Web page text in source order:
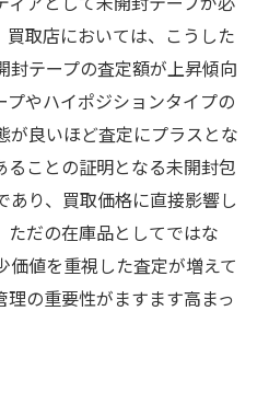
取店においては、こうした
封テープの査定額が上昇傾向
やハイポジションタイプの
が良いほど査定にプラスとな
ることの証明となる未開封包
り、買取価格に直接影響し
ただの在庫品としてではな
価値を重視した査定が増えて
の重要性がますます高まっ